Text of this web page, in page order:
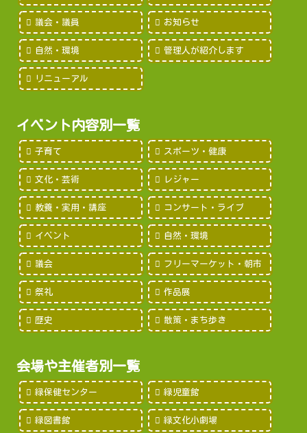
議会・議員 お知らせ
自然・環境 管理人が紹介します
リニューアル
イベント内容別一覧
子育て スポーツ・健康
文化・芸術 レジャー
教養・実用・講座 コンサート・ライブ
イベント 自然・環境
議会 フリーマーケット・朝市
祭礼 作品展
歴史 散策・まち歩き
会場や主催者別一覧
緑保健センター 緑児童館
緑図書館 緑文化小劇場